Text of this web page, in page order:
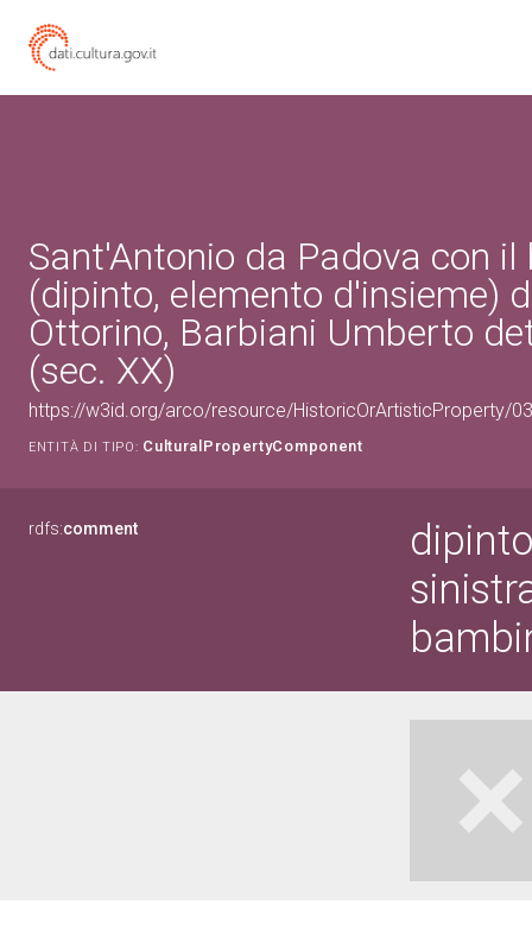
Sant'Antonio da Padova con
(dipinto, elemento d'insieme)
Ottorino, Barbiani Umberto
(sec. XX)
https://w3id.org/arco/resource/HistoricOrArtisticProperty/
ENTITÀ DI TIPO: CulturalPropertyComponent
rdfs:comment